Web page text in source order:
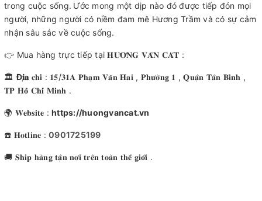
trong cuộc sống. Ước mong một dịp nào đó được tiếp đón mọi
người, những người có niềm đam mê Hương Trầm và có sự cảm
nhận sâu sắc về cuộc sống.
👉 Mua hàng trực tiếp tại 𝐇𝐔̛𝐎̛𝐍𝐆 𝐕𝐀̂𝐍 𝐂𝐀́𝐓 :
🏛Đ𝐢̣𝐚 𝐜𝐡𝐢̉ : 𝟏𝟓/𝟑𝟏𝐀 𝐏𝐡𝐚̣𝐦 𝐕𝐚̆𝐧 𝐇𝐚𝐢 , 𝐏𝐡𝐮̛𝐨̛̀𝐧𝐠 𝟏 , 𝐐𝐮𝐚̣̂𝐧 𝐓𝐚̂𝐧 𝐁𝐢̀𝐧𝐡 ,
𝐓𝐏 𝐇𝐨̂̀ 𝐂𝐡𝐢́ 𝐌𝐢𝐧𝐡 .
🌍 𝐖𝐞𝐛𝐬𝐢𝐭𝐞 : https://huongvancat.vn
☎️ 𝐇𝐨𝐭𝐥𝐢𝐧𝐞 : 0901725199
🚚 𝐒𝐡𝐢𝐩 𝐡𝐚̀𝐧𝐠 𝐭𝐚̣̂𝐧 𝐧𝐨̛𝐢 𝐭𝐫𝐞̂𝐧 𝐭𝐨𝐚̀𝐧 𝐭𝐡𝐞̂́ 𝐠𝐢𝐨̛́𝐢 .